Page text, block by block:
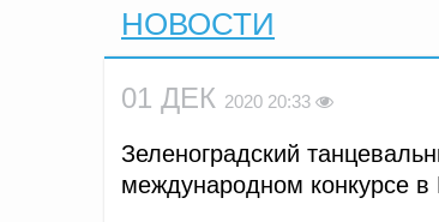
НОВОСТИ
01 ДЕК 2020 20:33
Зеленоградский
международном конкурсе в